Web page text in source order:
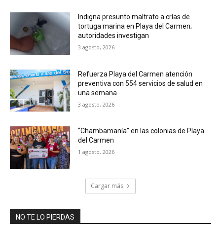
Indigna presunto maltrato a crías de
tortuga marina en Playa del Carmen;
autoridades investigan
3 agosto, 2026
Refuerza Playa del Carmen atención
preventiva con 554 servicios de salud en
una semana
3 agosto, 2026
“Chambamanía” en las colonias de Playa
del Carmen
1 agosto, 2026
Cargar más
NO TE LO PIERDAS